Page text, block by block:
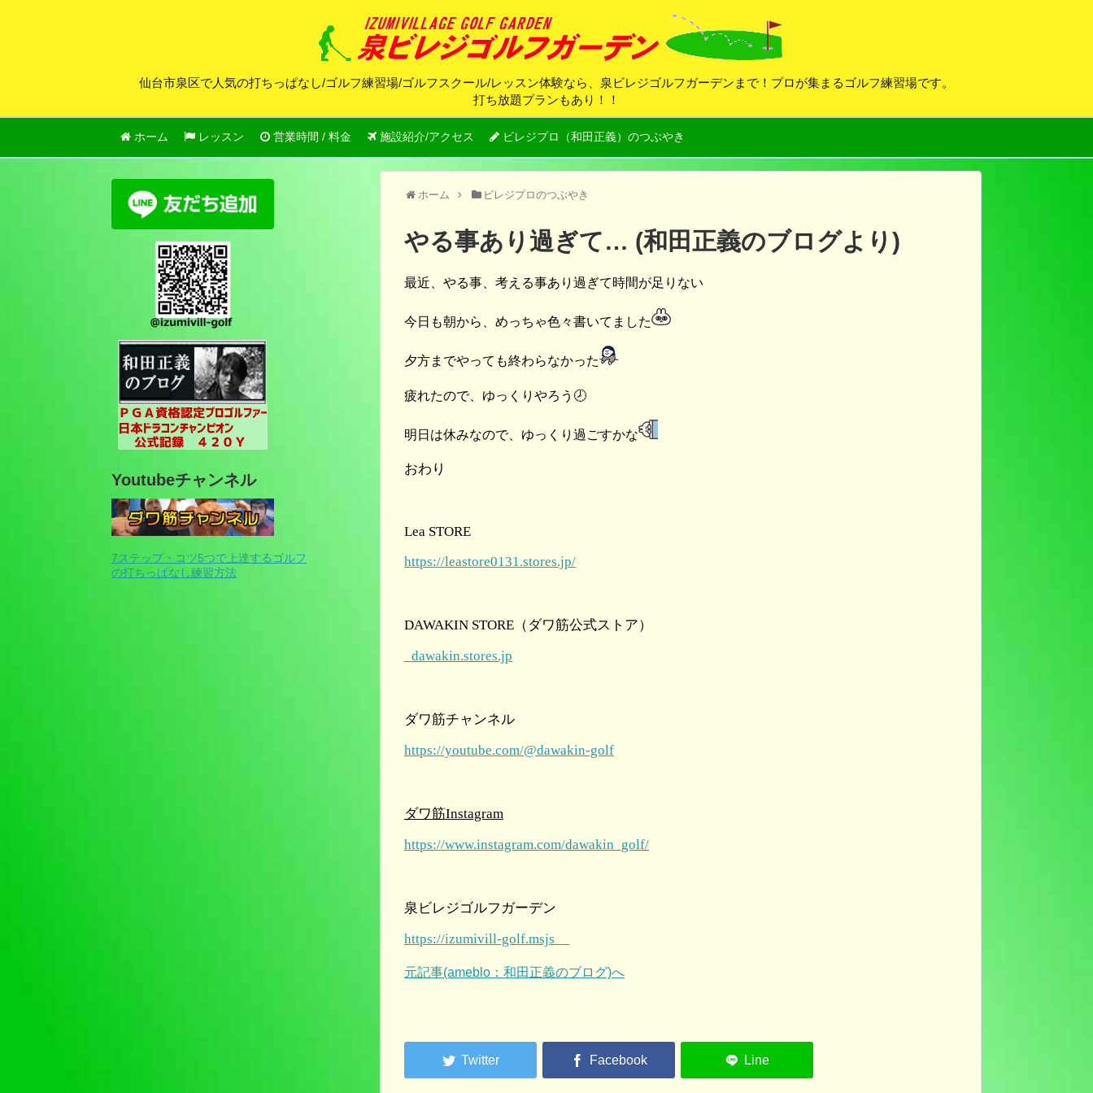
仙台市泉区で人気の打ちっぱなし/ゴルフ練習場/ゴルフスクール/レッスン体験なら、泉ビレジゴルフガーデンまで！プロが集まるゴルフ練習場です。
打ち放題プランもあり！！
ホーム レッスン 営業時間 / 料金 施設紹介/アクセス ビレジプロ（和田正義）のつぶやき
ホーム ビレジプロのつぶやき
やる事あり過ぎて… (和田正義のブログより)
最近、やる事、考える事あり過ぎて時間が足りない
今日も朝から、めっちゃ色々書いてました
夕方までやっても終わらなかった
疲れたので、ゆっくりやろう🕗
明日は休みなので、ゆっくり過ごすかな
おわり
Lea STORE
https://leastore0131.stores.jp/
DAWAKIN STORE（ダワ筋公式ストア）
dawakin.stores.jp
ダワ筋チャンネル
https://youtube.com/@dawakin-golf
ダワ筋Instagram
https://www.instagram.com/dawakin_golf/
泉ビレジゴルフガーデン
https://izumivill-golf.msjs
元記事(ameblo：和田正義のブログ)へ
Youtubeチャンネル
7ステップ・コツ5つで上達するゴルフ
の打ちっぱなし練習方法